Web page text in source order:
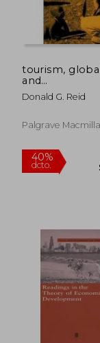
45%
tourism,
and
tourism
Donald G. Reid
Palgrave